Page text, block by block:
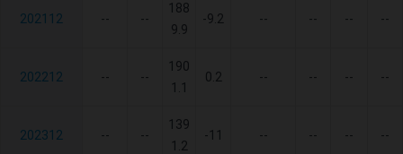
202112 -- --
188
9.9
-9.2 -- -- -- --
202212 -- --
190
1.1
0.2 -- -- -- --
202312 -- --
139
1.2
-11 -- -- -- --